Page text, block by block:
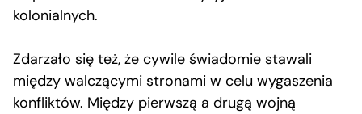
kolonialnych.
Zdarzało się też, że cywile świadomie stawali
między walczącymi stronami w celu wygaszenia
konfliktów. Między pierwszą a drugą wojną